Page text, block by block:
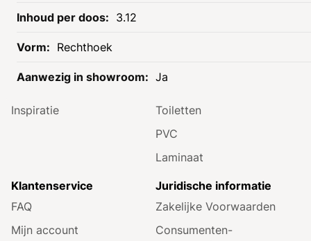
3.12
Rechthoek
Ja
Contact
Showroom
Inspiratie
Baden
Toiletten
PVC
Laminaat
Klantenservice
FAQ
Mijn account
Juridische informatie
Zakelijke Voorwaarden
Consumenten­